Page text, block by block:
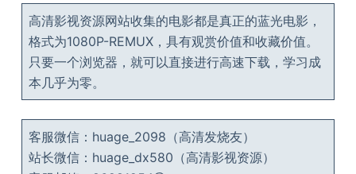
高清影视资源网站收集的电影都是真正的蓝光电影，
格式为1080P-REMUX，具有观赏价值和收藏价值。
只要一个浏览器，就可以直接进行高速下载，学习成
本几乎为零。
客服微信：huage_2098（高清发烧友）
站长微信：huage_dx580（高清影视资源）